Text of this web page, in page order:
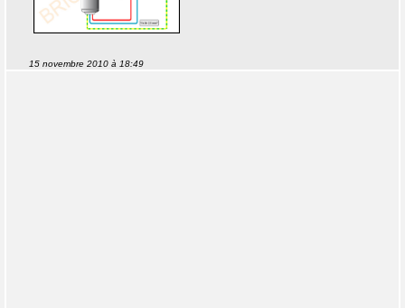
15 novembre 2010 à 18:49